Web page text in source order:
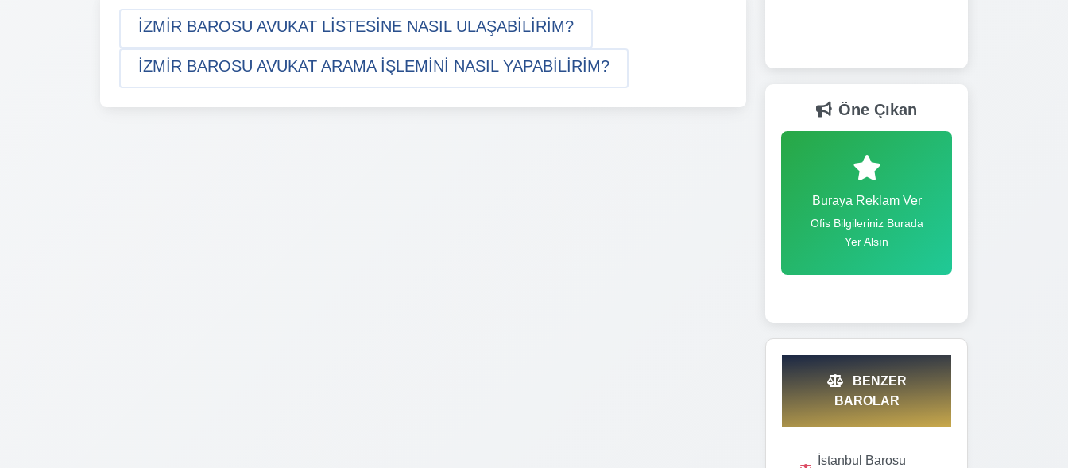
İZMIR BAROSU AVUKAT LISTESINE NASIL ULAŞABILIRIM?
İZMIR BAROSU AVUKAT ARAMA IŞLEMINI NASIL YAPABILIRIM?
Öne Çıkan
Buraya Reklam Ver
Ofis Bilgileriniz Burada
Yer Alsın
BENZER
BAROLAR
İstanbul Barosu